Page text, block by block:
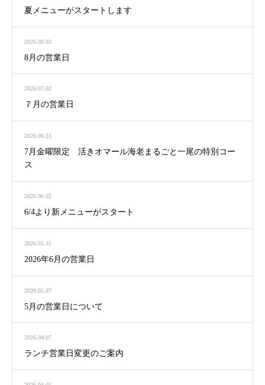
夏メニューがスタートします
2026.08.02
8月の営業日
2026.07.02
７月の営業日
2026.06.23
7月金曜限定 活きオマール海老まるごと一尾の特別コー
ス
2026.06.02
6/4より新メニューがスタート
2026.05.31
2026年6月の営業日
2026.05.07
5月の営業日について
2026.04.07
ランチ営業日変更のご案内